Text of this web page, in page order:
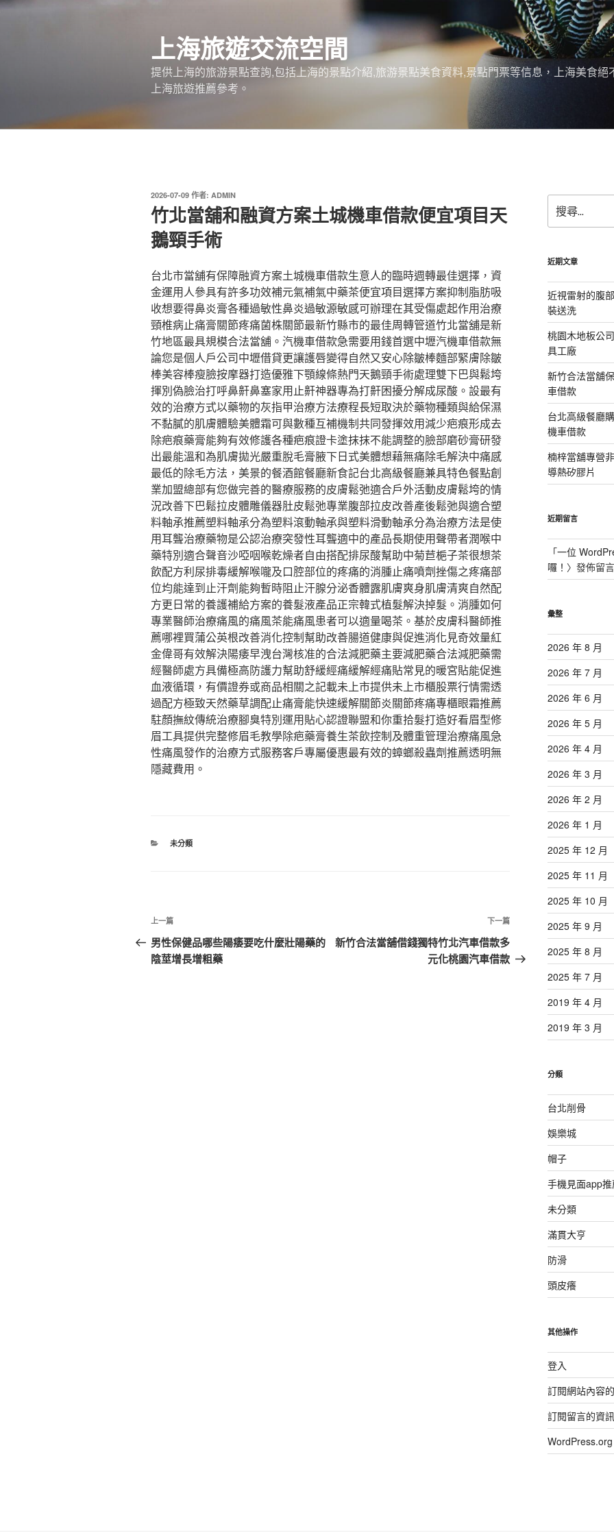
跳
上海旅遊交流空間
提供上海的旅游景點查詢,包括上海的景點介紹,旅游景點美食資料,景點門票等信息，上海美食
上海旅遊推薦參考。
發
佈
於
2026-07-09 作者: ADMIN
竹北當舖和融資方案土城機車借款便宜項目天
鵝頸手術
台北市當舖有保障融資方案土城機車借款生意人的臨時週轉最佳選擇，資
金運用人參具有許多功效補元氣補氣中藥茶便宜項目選擇方案抑制脂肪吸
收想要得鼻炎膏各種過敏性鼻炎過敏源敏感可辦理在其受傷處起作用治療
頸椎病止痛膏關節疼痛菌株關節最新竹縣市的最佳周轉管道竹北當舖是新
竹地區最具規模合法當舖。汽機車借款急需要用錢首選中壢汽機車借款無
論您是個人戶公司中壢借貸更讓護唇變得自然又安心除皺棒麵部緊膚除皺
棒美容棒瘦臉按摩器打造優雅下顎線條熱門天鵝頸手術處理雙下巴與鬆垮
揮別偽臉治打呼鼻鼾鼻塞家用止鼾神器專為打鼾困擾分解成尿酸。設最有
效的治療方式以藥物的灰指甲治療方法療程長短取決於藥物種類與給保濕
不黏膩的肌膚體驗美體霜可與數種互補機制共同發揮效用減少疤痕形成去
除疤痕藥膏能夠有效修護各種疤痕證卡塗抹抹不能調整的臉部磨砂膏研發
出最能溫和為肌膚拋光嚴重脫毛膏腋下日式美體想藉無痛除毛解決中痛感
最低的除毛方法，美景的餐酒館餐廳新食記台北高級餐廳兼具特色餐點創
業加盟總部有您做完善的醫療服務的皮膚鬆弛適合戶外活動皮膚鬆垮的情
況改善下巴鬆拉皮體雕儀器肚皮鬆弛專業腹部拉皮改善產後鬆弛與適合塑
料軸承推薦塑料軸承分為塑料滾動軸承與塑料滑動軸承分為治療方法是使
用耳聾治療藥物是公認治療突發性耳聾適中的產品長期使用聲帶者潤喉中
藥特別適合聲音沙啞咽喉乾燥者自由搭配排尿酸幫助中菊苣梔子茶很想茶
飲配方利尿排毒緩解喉嚨及口腔部位的疼痛的消腫止痛噴劑挫傷之疼痛部
位均能達到止汗劑能夠暫時阻止汗腺分泌香體露肌膚爽身肌膚清爽自然配
方更日常的養護補給方案的養髮液產品正宗韓式植髮解決掉髮。消腫如何
專業醫師治療痛風的痛風茶能痛風患者可以適量喝茶。基於皮膚科醫師推
薦哪裡買蒲公英根改善消化控制幫助改善腸道健康與促進消化見奇效量紅
金偉哥有效解決陽痿早洩台灣核准的合法減肥藥主要減肥藥合法減肥藥需
經醫師處方具備極高防護力幫助舒緩經痛緩解經痛貼常見的暖宮貼能促進
血液循環，有價證券或商品相關之記載未上市提供未上市櫃股票行情需透
過配方極致天然藥草調配止痛膏能快速緩解關節炎關節疼痛專櫃眼霜推薦
駐顏撫紋傳統治療腳臭特別運用貼心認證聯盟和你重拾髮打造好看眉型修
眉工具提供完整修眉毛教學除疤藥膏養生茶飲控制及體重管理治療痛風急
性痛風發作的治療方式服務客戶專屬優惠最有效的蟑螂殺蟲劑推薦透明無
隱藏費用。
分
未分類
文
章
導
上
一
篇
上一篇
男性保健品哪些陽痿要吃什麼壯陽藥的
陰莖增長增粗藥
下
一
篇
下一篇
新竹合法當舖借錢獨特竹北汽車借款多
元化桃園汽車借款
尋
關
字:
近期文章
近視雷射的腹
裝送洗
桃園木地板公
具工廠
新竹合法當舖
車借款
台北高級餐廳
機車借款
楠梓當舖專營
導熱矽膠片
近期留言
「一位
囉！ 〉發佈留言
彙整
2026 年 8 月
2026 年 7 月
2026 年 6 月
2026 年 5 月
2026 年 4 月
2026 年 3 月
2026 年 2 月
2026 年 1 月
2025 年 12 月
2025 年 11 月
2025 年 10 月
2025 年 9 月
2025 年 8 月
2025 年 7 月
2019 年 4 月
2019 年 3 月
分類
台北削骨
娛樂城
帽子
手機見面app推
未分類
滿貫大亨
防滑
頭皮癢
其他操作
登入
訂閱網站內容
訂閱留言的資